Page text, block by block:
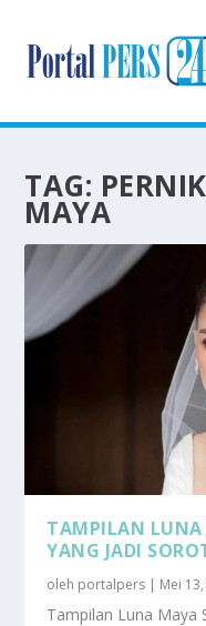
TAG:
MAYA
TAMPILAN
YANG JADI
oleh portalpers | Mei
Tampilan Luna Maya